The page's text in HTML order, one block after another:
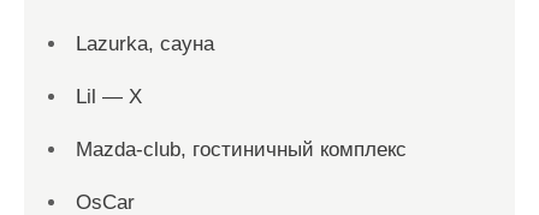
Lazurka, сауна
Lil — X
Mazda-club, гостиничный комплекс
OsCar